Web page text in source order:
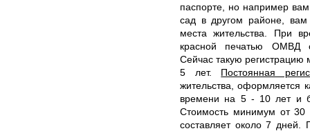
паспорте, но например
сад в другом районе, вам
места жительства. При
красной печатью ОМВД
Сейчас такую
5 лет. Постоянная
жительства, оформляется
времени на 5 - 10 лет и
Стоимость минимум от 30
составляет около 7 дней.